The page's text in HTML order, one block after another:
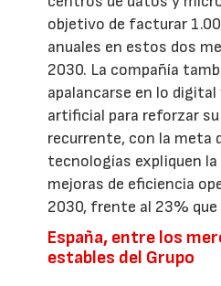
objetivo de facturar
anuales en estos dos
2030. La compañía
apalancarse en lo
artificial para reforzar
recurrente, con la meta
tecnologías expliquen
mejoras de eficiencia
2030, frente al 23% que
España, entre los
estables del Grupo